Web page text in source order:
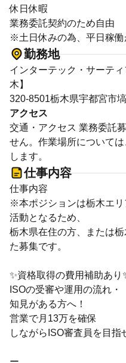
休日休暇
業務委託契約のため自由
※土日休みの為、平日稼働
勤務地
インターテック・サーテ
木】
320-8501栃木県宇都宮市
アクセス
交通・アクセス 業務委託
せん。作業場所について
します。
仕事内容
仕事内容
※本ポジションは栃木エ
活動となるため、
栃木県在住の方、または
た募集です。
✨資格取得の費用補助あり
ISOの受審や運用の流れ・
知見がある方へ！
営業で月13万を確保
しながらISO審査員を目指